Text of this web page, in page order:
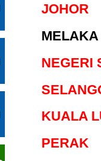
JOHOR
MELAKA
NEGERI
KUALA
PERAK